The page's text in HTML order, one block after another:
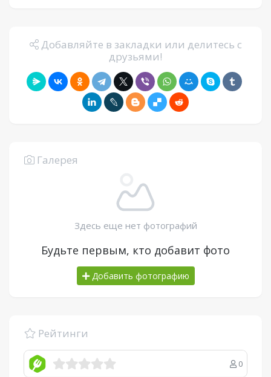
Добавляйте в закладки или делитесь с
друзьями!
Галерея
Здесь еще нет фотографий
Будьте первым, кто добавит фото
Добавить фотографию
Рейтинги
0